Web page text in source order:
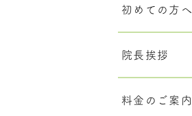
初めての方へ
院長挨拶
料金のご案内